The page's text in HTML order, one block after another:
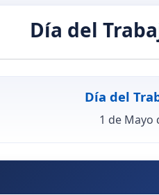
Día del
Día del
1 de Mayo